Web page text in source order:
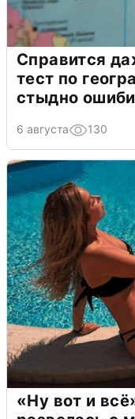
Справится
тест по
стыдно
6 августа 130
«Ну вот и